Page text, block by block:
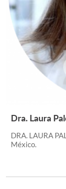
Dra. Laura
DRA. LAURA
México.